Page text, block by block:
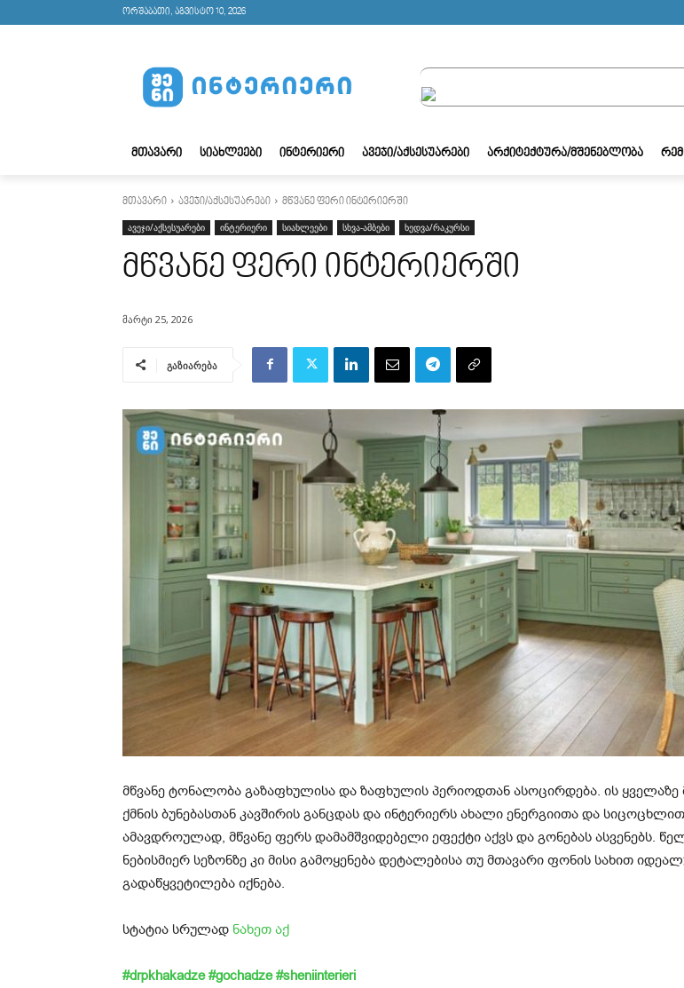
ორშაბათი, აგვისტო 10, 2026
ᲛᲗᲐᲕᲐᲠᲘ ᲡᲘᲐᲮᲚᲔᲔᲑᲘ ᲘᲜᲢᲔᲠᲘᲔᲠᲘ ᲐᲕᲔᲯᲘ/ᲐᲥᲡᲔᲡᲣᲐᲠᲔᲑᲘ ᲐᲠᲥᲘᲢᲔᲥᲢᲣᲠᲐ/ᲛᲨᲔᲜᲔᲑᲚᲝᲑᲐ
მთავარი ავეჯი/აქსესუარები მწვანე ფერი ინტერიერში
ავეჯი/აქსესუარები ინტერიერი სიახლეები სხვა-ამბები ხედვა/რაკურსი
მწვანე ფერი ინტერიერში
მარტი 25, 2026
გაზიარება
მწვანე ტონალობა გაზაფხულისა და ზაფხულის პერიოდთან ასოცირდება. ის ყველაზე
ქმნის ბუნებასთან კავშირის განცდას და ინტერიერს ახალი ენერგიითა და სიცოცხლით
ამავდროულად, მწვანე ფერს დამამშვიდებელი ეფექტი აქვს და გონებას ასვენებს.
ნებისმიერ სეზონზე კი მისი გამოყენება დეტალებისა თუ მთავარი ფონის სახით
გადაწყვეტილება იქნება.
სტატია სრულად ნახეთ აქ
#drpkhakadze #gochadze #sheniinterieri